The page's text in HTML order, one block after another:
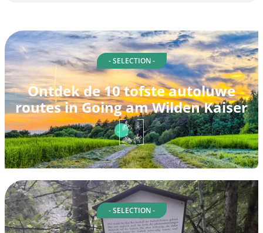
- SELECTION -
Ontdek de 10 tofste autoluwe
routes in Going am Wilden Kaiser
- SELECTION -